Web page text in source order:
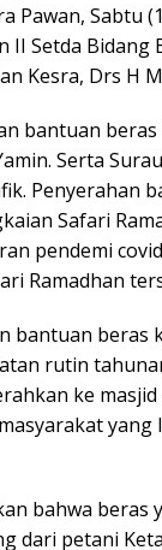
Pawan, Sabtu
II Setda Bidang
Kesra, Drs H
bantuan
Serta
Penyerahan
Safari
pendemi
Ramadhan
bantuan beras
rutin
ke
yang
bahwa beras
dari petani